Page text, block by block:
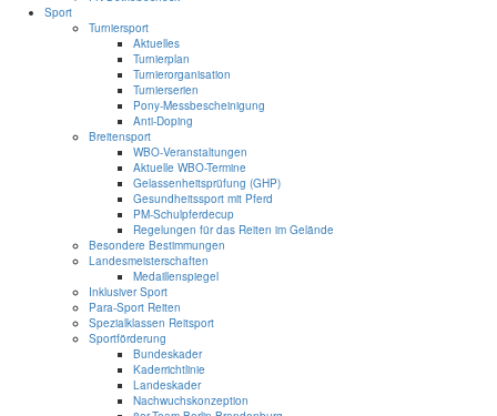
Sport
Turniersport
Aktuelles
Turnierplan
Turnierorganisation
Turnierserien
Pony-Messbescheinigung
Anti-Doping
Breitensport
WBO-Veranstaltungen
Aktuelle WBO-Termine
Gelassenheitsprüfung (GHP)
Gesundheitssport mit Pferd
PM-Schulpferdecup
Regelungen für das Reiten im Gelände
Besondere Bestimmungen
Landesmeisterschaften
Medaillenspiegel
Inklusiver Sport
Para-Sport Reiten
Spezialklassen Reitsport
Sportförderung
Bundeskader
Kaderrichtlinie
Landeskader
Nachwuchskonzeption